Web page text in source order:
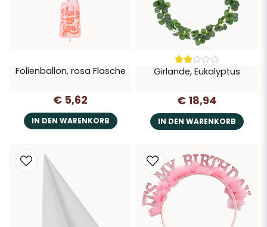
Folienballon, rosa Flasche
€ 5,62
IN DEN WARENKORB
Girlande, Eukalyptus
€ 18,94
IN DEN WARENKORB